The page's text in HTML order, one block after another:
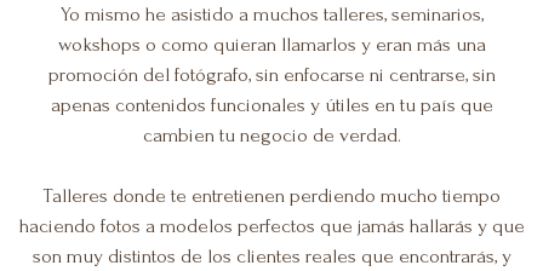
Yo mismo he asistido a muchos talleres, seminarios,
wokshops o como quieran llamarlos y eran más una
promoción del fotógrafo, sin enfocarse ni centrarse, sin
apenas contenidos funcionales y útiles en tu país que
cambien tu negocio de verdad.
Talleres donde te entretienen perdiendo mucho tiempo
haciendo fotos a modelos perfectos que jamás hallarás y que
son muy distintos de los clientes reales que encontrarás, y